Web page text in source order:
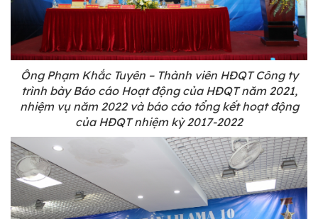
Ông Phạm Khắc Tuyên – Thành viên HĐQT Công ty
trình bày Báo cáo Hoạt động của HĐQT năm 2021,
nhiệm vụ năm 2022 và báo cáo tổng kết hoạt động
của HĐQT nhiệm kỳ 2017-2022